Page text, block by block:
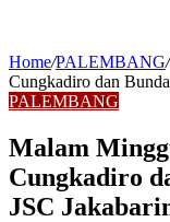
Home/PALEMBANG/
Cungkadiro dan
PALEMBANG
Malam
Cungkadiro
JSC